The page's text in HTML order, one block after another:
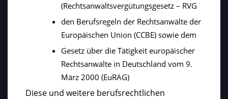
(Rechtsanwaltsvergütungsgesetz – RVG
den Berufsregeln der Rechtsanwälte der
Europäischen Union (CCBE) sowie dem
Gesetz über die Tätigkeit europäischer
Rechtsanwälte in Deutschland vom 9.
März 2000 (EuRAG)
Diese und weitere berufsrechtlichen